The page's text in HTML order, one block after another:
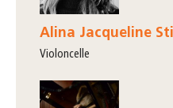
Alina Jacqueline
violoncelle